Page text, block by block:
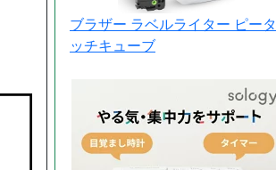
ブラザー ラベルライター ピータ
ッチキューブ